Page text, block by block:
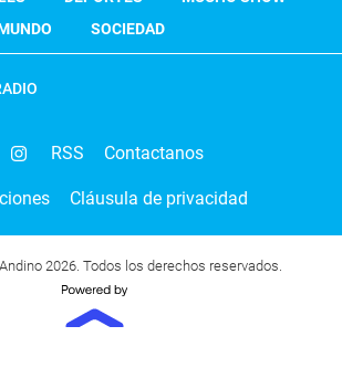
SOCIEDAD
RSS Contactanos
Cláusula de privacidad
2026. Todos los derechos reservados.